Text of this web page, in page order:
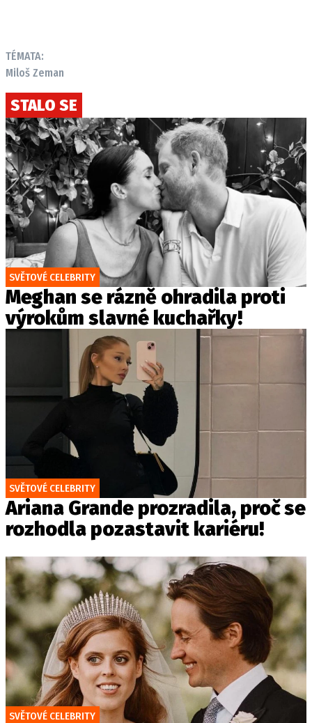
TÉMATA:
Miloš Zeman
STALO SE
SVĚTOVÉ CELEBRITY
Meghan se rázně ohradila proti
výrokům slavné kuchařky!
SVĚTOVÉ CELEBRITY
Ariana Grande prozradila, proč se
rozhodla pozastavit kariéru!
SVĚTOVÉ CELEBRITY